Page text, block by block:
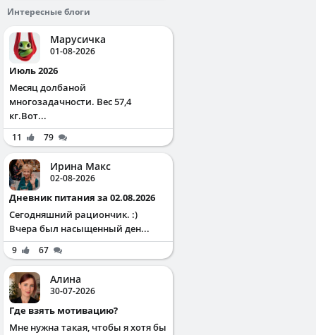
Интересные блоги
Марусичка
01-08-2026
Июль 2026
Месяц долбаной
многозадачности. Вес 57,4
кг.Вот...
11 79
Ирина Макс
02-08-2026
Дневник питания за 02.08.2026
Сегодняшний рациончик. :)
Вчера был насыщенный ден...
9 67
Алина
30-07-2026
Где взять мотивацию?
Мне нужна такая, чтобы я хотя бы